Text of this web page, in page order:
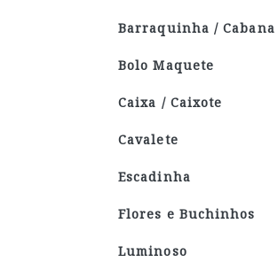
Barraquinha / Cabana
Bolo Maquete
Caixa / Caixote
Cavalete
Escadinha
Flores e Buchinhos
Luminoso